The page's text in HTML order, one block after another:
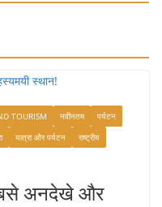
TOURISM नवीनतम
पर्यटन
यात्रा और पर्यटन
राष्ट्रीय
अनदेखे और